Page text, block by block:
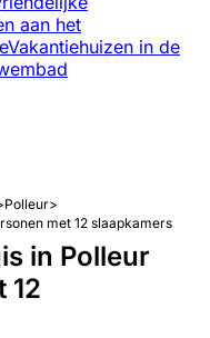
aan het
Vakantiehuizen in de
Polleur>
met 12 slaapkamers
in Polleur
12